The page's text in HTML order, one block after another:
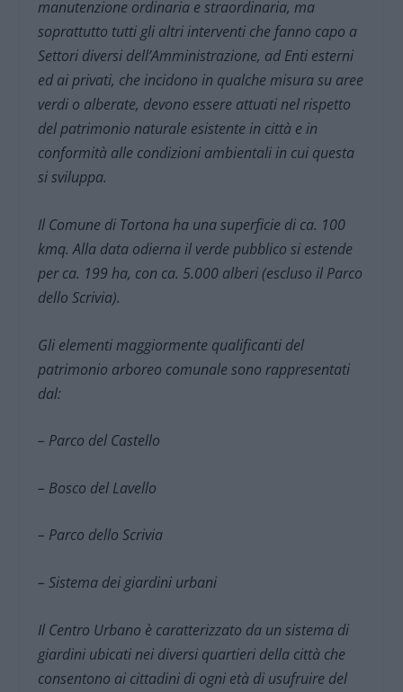
manutenzione ordinaria e straordinaria, ma
soprattutto tutti gli altri interventi che fanno capo a
Settori diversi dell’Amministrazione, ad Enti esterni
ed ai privati, che incidono in qualche misura su aree
verdi o alberate, devono essere attuati nel rispetto
del patrimonio naturale esistente in città e in
conformità alle condizioni ambientali in cui questa
si sviluppa.
Il Comune di Tortona ha una superficie di ca. 100
kmq. Alla data odierna il verde pubblico si estende
per ca. 199 ha, con ca. 5.000 alberi (escluso il Parco
dello Scrivia).
Gli elementi maggiormente qualificanti del
patrimonio arboreo comunale sono rappresentati
dal:
– Parco del Castello
– Bosco del Lavello
– Parco dello Scrivia
– Sistema dei giardini urbani
Il Centro Urbano è caratterizzato da un sistema di
giardini ubicati nei diversi quartieri della città che
consentono ai cittadini di ogni età di usufruire del